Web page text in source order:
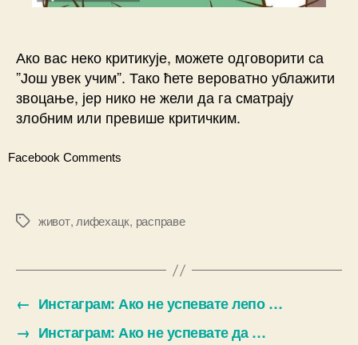
Ако вас неко критикује, можете одговорити са
”Још увек учим”. Тако ћете вероватно ублажити
звоцање, јер нико не жели да га сматрају
злобним или превише критичким. ⠀
Facebook Comments
Ознакеживот, лифехацк, расправе
← Инстаграм: Ако не успевате лепо …
→ Инстаграм: Ако не успевате да …